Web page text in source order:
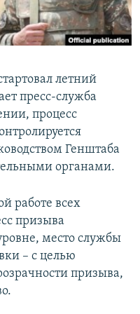
летний
пресс-служба
процесс
Генштаба
органами.
работе всех
призыва
место службы
– с целью
призыва,